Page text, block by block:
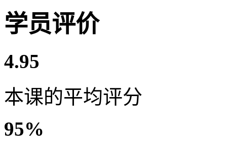
学员评价
4.95
本课的平均评分
95%